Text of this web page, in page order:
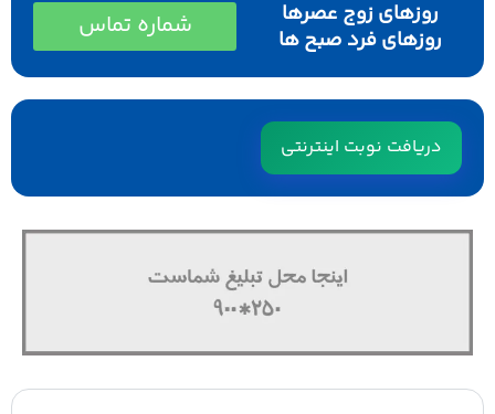
روزهای زوج عصرها
روزهای فرد صبح ها
شماره تماس
دریافت نوبت اینترنتی